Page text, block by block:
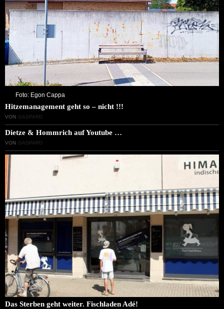
Foto: Egon Cappa
Hitzemanagement geht so – nicht !!!
VON GASPARD
Dietze & Hommrich auf Youtube …
VON GASPARD
Das Sterben geht weiter. Fischladen Adé!